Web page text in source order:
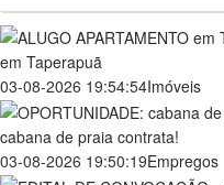
em Taperapuã
03-08-2026 19:54:54Imóveis
cabana de praia contrata!
03-08-2026 19:50:19Empregos